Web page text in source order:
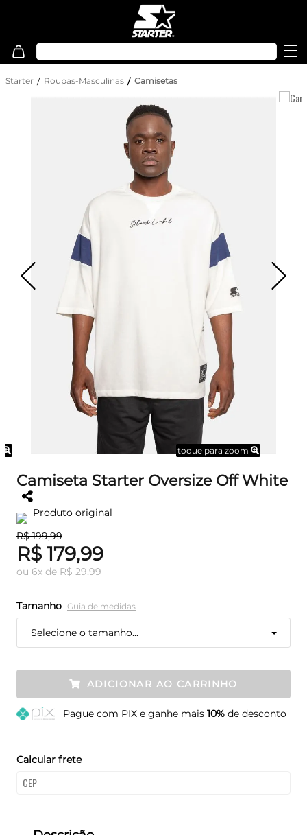
Starter Roupas-Masculinas Camisetas
toque para zoom
Camiseta Starter Oversize Off White
Produto original
R$ 199,99
R$ 179,99
ou 6x de R$ 29,99
Tamanho Guia de medidas
Selecione o tamanho...
ADICIONAR AO CARRINHO
Pague com PIX e ganhe mais 10%de desconto
Calcular frete